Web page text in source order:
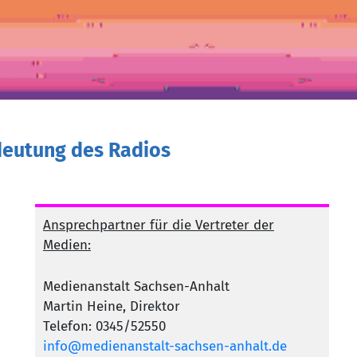
des Radios
Ansprechpartner für die Vertreter der
Medien:
Medienanstalt Sachsen-Anhalt
Martin Heine, Direktor
Telefon: 0345/52550
info@medienanstalt-sachsen-anhalt.de